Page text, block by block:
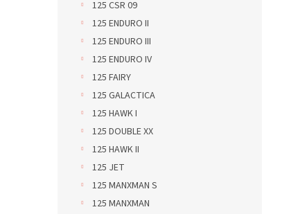
125 CSR 09
125 ENDURO II
125 ENDURO III
125 ENDURO IV
125 FAIRY
125 GALACTICA
125 HAWK I
125 DOUBLE XX
125 HAWK II
125 JET
125 MANXMAN S
125 MANXMAN